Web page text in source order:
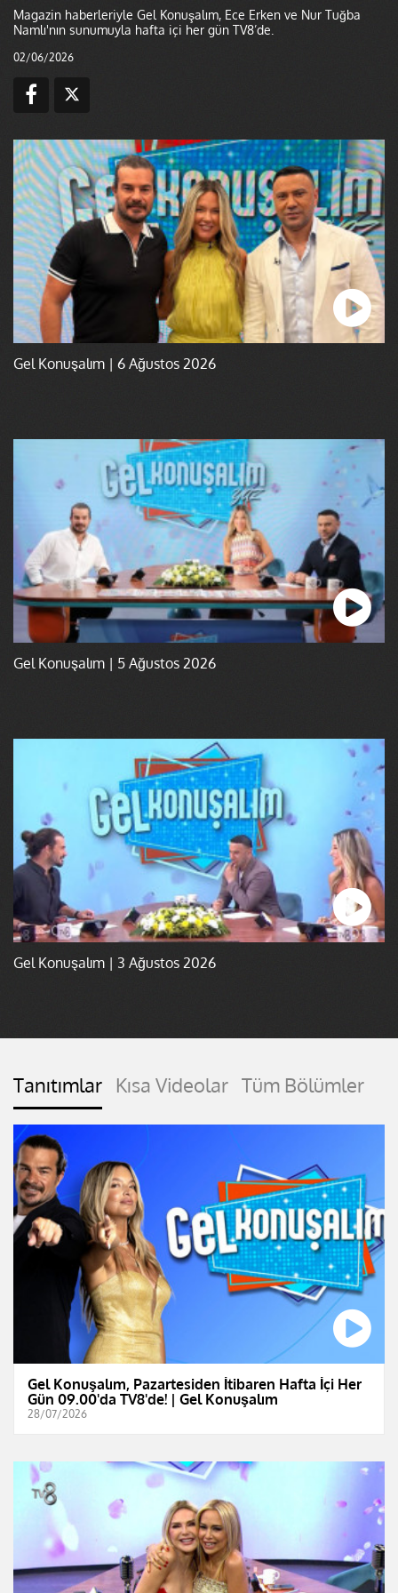
Magazin haberleriyle Gel Konuşalım, Ece Erken ve Nur Tuğba
Namlı'nın sunumuyla hafta içi her gün TV8’de.
02/06/2026
Gel Konuşalım | 6 Ağustos 2026
Gel Konuşalım | 5 Ağustos 2026
Gel Konuşalım | 3 Ağustos 2026
Tanıtımlar Kısa Videolar Tüm Bölümler
Gel Konuşalım, Pazartesiden İtibaren Hafta İçi Her
Gün 09.00'da TV8'de! | Gel Konuşalım
28/07/2026